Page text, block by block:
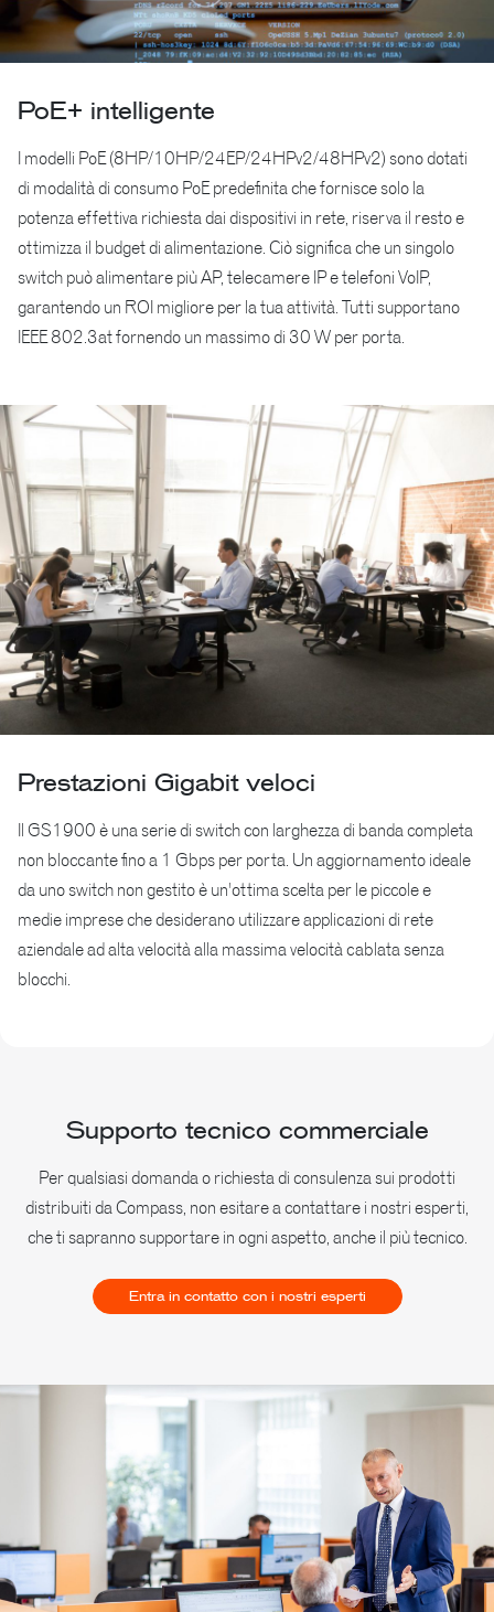
PoE+ intelligente
I modelli PoE (8HP/10HP/24EP/24HPv2/48HPv2) sono dotati
di modalità di consumo PoE predefinita che fornisce solo la
potenza effettiva richiesta dai dispositivi in rete, riserva il resto e
ottimizza il budget di alimentazione. Ciò significa che un singolo
switch può alimentare più AP, telecamere IP e telefoni VoIP,
garantendo un ROI migliore per la tua attività. Tutti supportano
IEEE 802.3at fornendo un massimo di 30 W per porta.
Prestazioni Gigabit veloci
Il GS1900 è una serie di switch con larghezza di banda completa
non bloccante fino a 1 Gbps per porta. Un aggiornamento ideale
da uno switch non gestito è un'ottima scelta per le piccole e
medie imprese che desiderano utilizzare applicazioni di rete
aziendale ad alta velocità alla massima velocità cablata senza
blocchi.
Supporto tecnico commerciale
Per qualsiasi domanda o richiesta di consulenza sui prodotti
distribuiti da Compass, non esitare a contattare i nostri esperti,
che ti sapranno supportare in ogni aspetto, anche il più tecnico.
Entra in contatto con i nostri esperti